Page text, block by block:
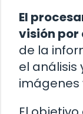
El
visión
de la
el análisis
imágenes